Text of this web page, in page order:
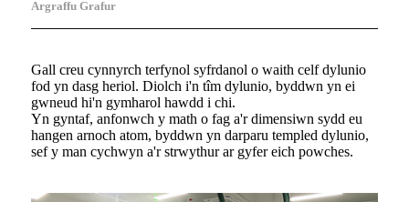
Argraffu Grafur
Gall creu cynnyrch terfynol syfrdanol o waith celf dylunio
fod yn dasg heriol. Diolch i'n tîm dylunio, byddwn yn ei
gwneud hi'n gymharol hawdd i chi.
Yn gyntaf, anfonwch y math o fag a'r dimensiwn sydd eu
hangen arnoch atom, byddwn yn darparu templed dylunio,
sef y man cychwyn a'r strwythur ar gyfer eich powches.